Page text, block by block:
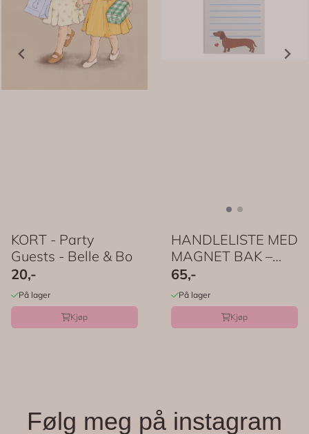
KORT - Party
Guests - Belle & Bo
20,-
På lager
Kjøp
HANDLELISTE MED
MAGNET BAK –
Dachshund – Sass
& ...
65,-
På lager
Kjøp
Følg meg på instagram